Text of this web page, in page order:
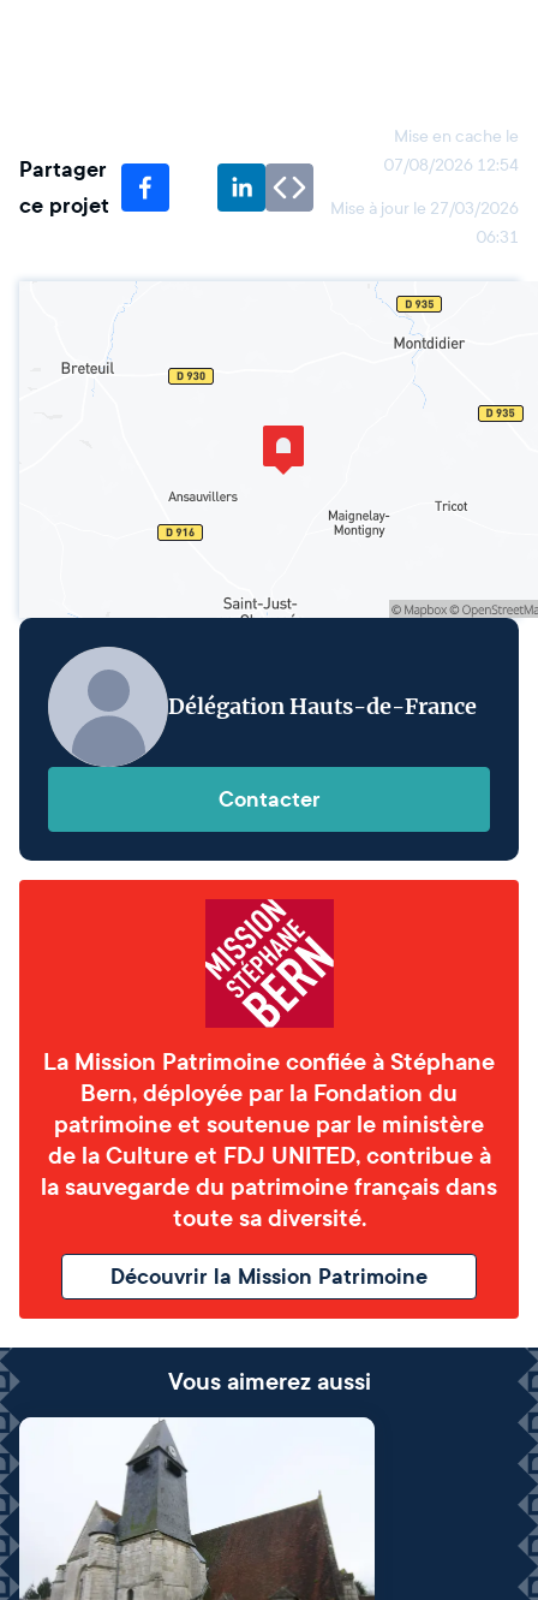
Partager
ce projet
Mise en cache le
07/08/2026 12:54
Mise à jour le 27/03/2026
06:31
Délégation Hauts-de-France
Contacter
La Mission Patrimoine confiée à Stéphane
Bern, déployée par la Fondation du
patrimoine et soutenue par le ministère
de la Culture et FDJ UNITED, contribue à
la sauvegarde du patrimoine français dans
toute sa diversité.
Découvrir la Mission Patrimoine
Vous aimerez aussi